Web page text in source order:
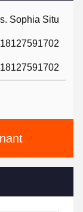
Sophia Situ